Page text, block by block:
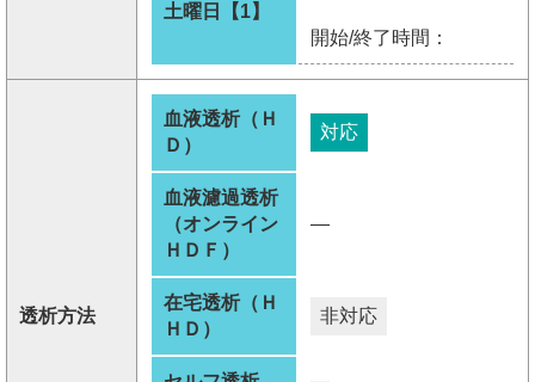
土曜日【1】
開始/終了時間：
透析方法
血液透析（Ｈ
Ｄ）
対応
血液濾過透析
（オンライン
ＨＤＦ）
―
在宅透析（Ｈ
ＨＤ）
非対応